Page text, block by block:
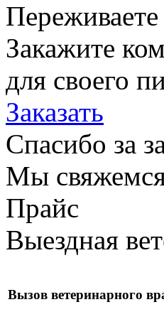
Закажите
для своего
Заказать
Спасибо за
Мы
Прайс
Выездная
Вызов ветеринарного